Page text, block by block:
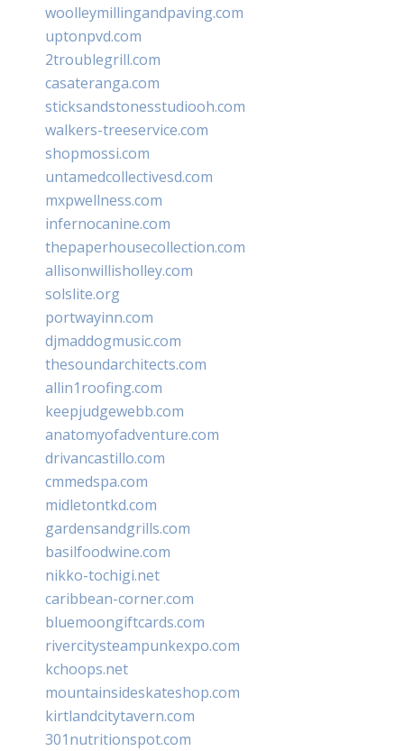
woolleymillingandpaving.com
uptonpvd.com
2troublegrill.com
casateranga.com
sticksandstonesstudiooh.com
walkers-treeservice.com
shopmossi.com
untamedcollectivesd.com
mxpwellness.com
infernocanine.com
thepaperhousecollection.com
allisonwillisholley.com
solslite.org
portwayinn.com
djmaddogmusic.com
thesoundarchitects.com
allin1roofing.com
keepjudgewebb.com
anatomyofadventure.com
drivancastillo.com
cmmedspa.com
midletontkd.com
gardensandgrills.com
basilfoodwine.com
nikko-tochigi.net
caribbean-corner.com
bluemoongiftcards.com
rivercitysteampunkexpo.com
kchoops.net
mountainsideskateshop.com
kirtlandcitytavern.com
301nutritionspot.com